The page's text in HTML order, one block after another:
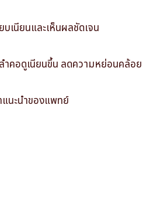
เนียนและเห็นผลชัดเจน
ำคอดูเนียนขึ้น ลดความหย่อนคล้อย
แนะนำของแพทย์